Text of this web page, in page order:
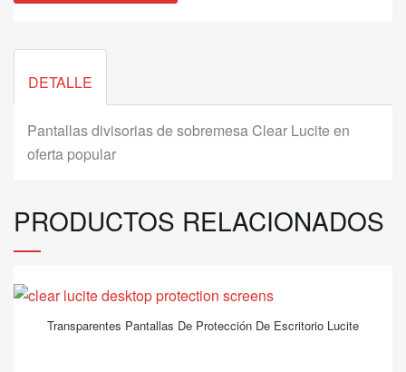
DETALLE
Pantallas divisorias de sobremesa Clear Lucite en
oferta popular
PRODUCTOS RELACIONADOS
Transparentes Pantallas De Protección De Escritorio Lucite